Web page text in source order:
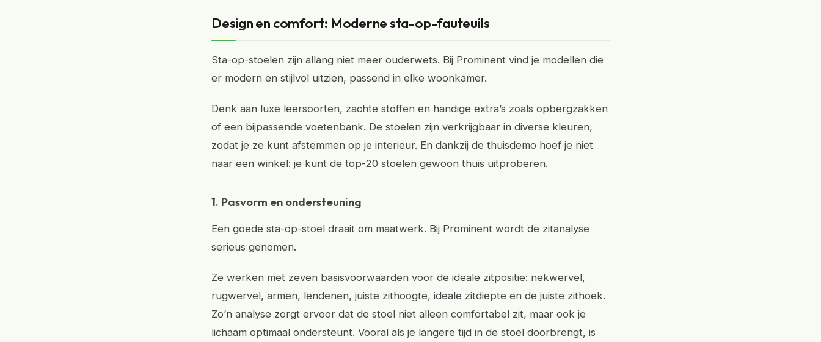
Design en comfort: Moderne sta-op-fauteuils
Sta-op-stoelen zijn allang niet meer ouderwets. Bij Prominent vind je modellen die
er modern en stijlvol uitzien, passend in elke woonkamer.
Denk aan luxe leersoorten, zachte stoffen en handige extra’s zoals opbergzakken
of een bijpassende voetenbank. De stoelen zijn verkrijgbaar in diverse kleuren,
zodat je ze kunt afstemmen op je interieur. En dankzij de thuisdemo hoef je niet
naar een winkel: je kunt de top-20 stoelen gewoon thuis uitproberen.
1. Pasvorm en ondersteuning
Een goede sta-op-stoel draait om maatwerk. Bij Prominent wordt de zitanalyse
serieus genomen.
Ze werken met zeven basisvoorwaarden voor de ideale zitpositie: nekwervel,
rugwervel, armen, lendenen, juiste zithoogte, ideale zitdiepte en de juiste zithoek.
Zo’n analyse zorgt ervoor dat de stoel niet alleen comfortabel zit, maar ook je
lichaam optimaal ondersteunt. Vooral als je langere tijd in de stoel doorbrengt, is